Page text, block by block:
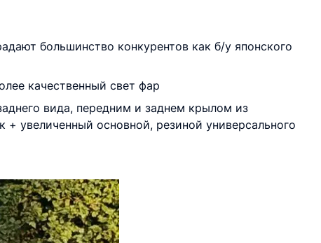
большинство конкурентов как б/у японского
качественный свет фар
вида, передним и заднем крылом из
увеличенный основной, резиной универсального